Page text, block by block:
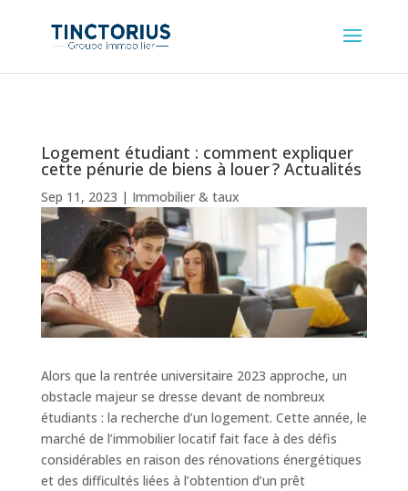
Logement étudiant : comment expliquer
cette pénurie de biens à louer ? Actualités
Sep 11, 2023 | Immobilier & taux
Alors que la rentrée universitaire 2023 approche, un
obstacle majeur se dresse devant de nombreux
étudiants : la recherche d’un logement. Cette année, le
marché de l’immobilier locatif fait face à des défis
considérables en raison des rénovations énergétiques
et des difficultés liées à l’obtention d’un prêt